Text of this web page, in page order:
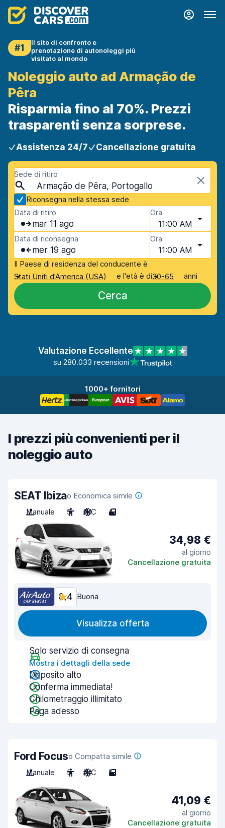
#1
Il sito di confronto e
prenotazione di autonoleggi più
visitato al mondo
Noleggio auto ad Armação de
Pêra
Risparmia fino al 70%. Prezzi
trasparenti senza sorprese.
Assistenza 24/7 Cancellazione gratuita
Sede di ritiro
Armação de Pêra, Portogallo
Riconsegna nella stessa sede
Data di ritiro
mar 11 ago
Ora
11:00 AM
Data di riconsegna
mer 19 ago
Ora
11:00 AM
Il Paese di residenza del conducente è
Stati Uniti d'America (USA)
e l'età è di30-65 anni
Cerca
Valutazione Eccellente
su 280.033 recensioni
1000+ fornitori
I prezzi più convenienti per il
noleggio auto
SEAT Ibizao Economica simile
Manuale
5 A/C 4
34,98 €
al giorno
Cancellazione gratuita
8,4 Buona
Visualizza offerta
Solo servizio di consegna
Mostra i dettagli della sede
Deposito alto
Conferma immediata!
Chilometraggio illimitato
Paga adesso
Ford Focuso Compatta simile
Manuale
5 A/C 5
41,09 €
al giorno
Cancellazione gratuita